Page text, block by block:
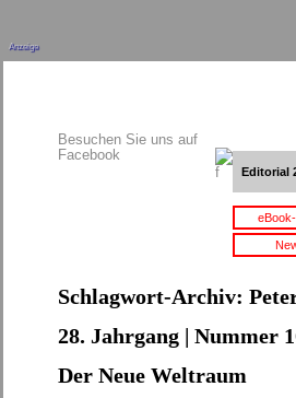
Anzeige
Besuchen Sie uns auf
Facebook
Editorial
Schlagwort-Archiv:
28. Jahrgang | Nummer
Der Neue Weltraum